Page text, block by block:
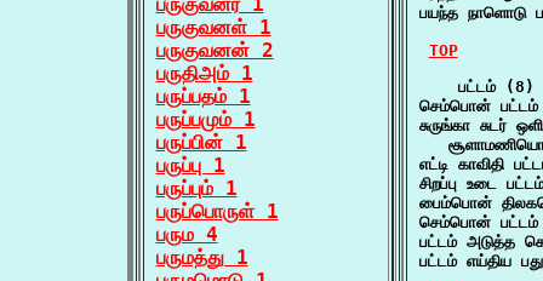
பருகுவனள் 1
பருகுவனன் 2
பருதிஅம் 1
பருப்பதம் 1
பருப்பமும் 1
பருப்பின் 1
பருப்பு 1
பருப்பும் 1
பருப்பொருள் 1
பரும 4
பருமத்து 1
பயந்த
TOP
    பட்டம் (8)
செம்பொன்
சுருங்கா சுடர்
எட்டி காவிதி
சிறப்பு உடை
பைம்பொன்
செம்பொன்
பட்டம் அடுத்த
பட்டம் எய்திய